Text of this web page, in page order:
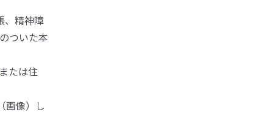
、精神障
ついた本
たは住
画像）し